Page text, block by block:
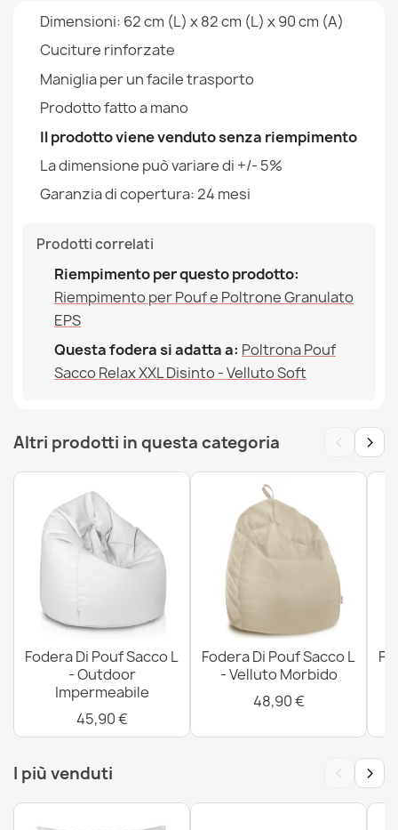
Fodera Di Poltrona Sacco Distinta - Outdoor
Impermeabile
73,90 €
Fodera Di Cuscinone XXL - Stampa Premium
101,90 €
Fodera Di Cuscinone XXL - Velluto Morbido
Fodera Di Cuscinone XXL - Outdoor Impermeabile
Altezza
Destinazione Da Interno Ed Esterno
Garanzia Materiale
Famiglia
Pokrowiec-Fotel-Sako-
Distinto
Riferimenti Specifici
Ean13
2000000146454
Dimensioni: 62 cm (L) x 82 cm (L) x 90 cm (A)
Cuciture rinforzate
Maniglia per un facile trasporto
Prodotto fatto a mano
Il prodotto viene venduto senza riempimento
La dimensione può variare di +/- 5%
Garanzia di copertura: 24 mesi
Prodotti correlati
Riempimento per questo prodotto:
Riempimento per Pouf e Poltrone Granulato
EPS
Questa fodera si adatta a: Poltrona Pouf
Sacco Relax XXL Disinto - Velluto Soft
Altri prodotti in questa categoria ‹ ›
Fodera Di Pouf Sacco L
- Outdoor
Impermeabile
45,90 €
Fodera Di Pouf Sacco L
- Velluto Morbido
48,90 €
I più venduti ‹ ›